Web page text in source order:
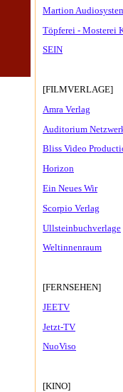
Martion
Töpferei - Mosterei
SEIN
[FILMVERLAGE]
Amra Verlag
Auditorium
Bliss Video
Horizon
Ein Neues Wir
Scorpio Verlag
Ullsteinbuchverlage
Weltinnenraum
[FERNSEHEN]
JEETV
Jetzt-TV
NuoViso
[KINO]